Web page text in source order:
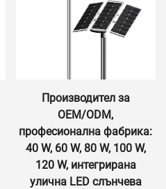
Производител за
OEM/ODM,
професионална фабрика:
40 W, 60 W, 80 W, 100 W,
120 W, интегрирана
улична LED слънчева